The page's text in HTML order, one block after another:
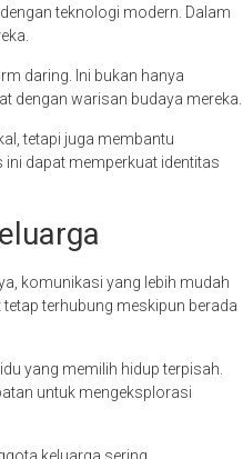
teknologi modern. Dalam
daring. Ini bukan hanya
dengan warisan budaya mereka.
tetapi juga membantu
dapat memperkuat identitas
komunikasi yang lebih mudah
terhubung meskipun berada
yang memilih hidup terpisah.
untuk mengeksplorasi